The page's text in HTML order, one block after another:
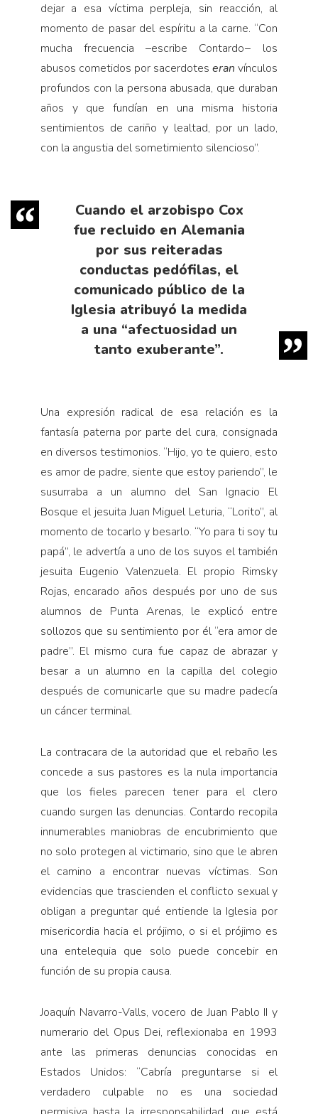
dejar a esa víctima perpleja, sin reacción, al
momento de pasar del espíritu a la carne. “Con
mucha frecuencia –escribe Contardo− los
abusos cometidos por sacerdoteseranvínculos
profundos con la persona abusada, que duraban
años y que fundían en una misma historia
sentimientos de cariño y lealtad, por un lado,
con la angustia del sometimiento silencioso”.
Cuando el arzobispo Cox
fue recluido en Alemania
por sus reiteradas
conductas pedófilas, el
comunicado público de la
Iglesia atribuyó la medida
a una “afectuosidad un
tanto exuberante”.
Una expresión radical de esa relación es la
fantasía paterna por parte del cura, consignada
en diversos testimonios. “Hijo, yo te quiero, esto
es amor de padre, siente que estoy pariendo”, le
susurraba a un alumno del San Ignacio El
Bosque el jesuita Juan Miguel Leturia, “Lorito”, al
momento de tocarlo y besarlo. “Yo para ti soy tu
papá”, le advertía a uno de los suyos el también
jesuita Eugenio Valenzuela. El propio Rimsky
Rojas, encarado años después por uno de sus
alumnos de Punta Arenas, le explicó entre
sollozos que su sentimiento por él “era amor de
padre”. El mismo cura fue capaz de abrazar y
besar a un alumno en la capilla del colegio
después de comunicarle que su madre padecía
un cáncer terminal.
La contracara de la autoridad que el rebaño les
concede a sus pastores es la nula importancia
que los fieles parecen tener para el clero
cuando surgen las denuncias. Contardo recopila
innumerables maniobras de encubrimiento que
no solo protegen al victimario, sino que le abren
el camino a encontrar nuevas víctimas. Son
evidencias que trascienden el conflicto sexual y
obligan a preguntar qué entiende la Iglesia por
misericordia hacia el prójimo, o si el prójimo es
una entelequia que solo puede concebir en
función de su propia causa.
Joaquín Navarro-Valls, vocero de Juan Pablo II y
numerario del Opus Dei, reflexionaba en 1993
ante las primeras denuncias conocidas en
Estados Unidos: “Cabría preguntarse si el
verdadero culpable no es una sociedad